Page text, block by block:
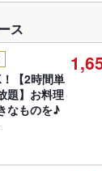
ス
【2時間単
題】お料理
なものを♪